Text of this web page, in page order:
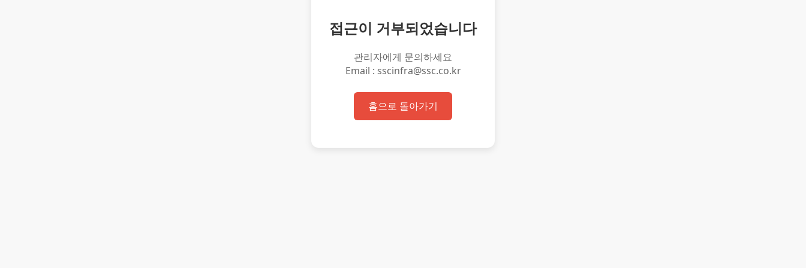
접근이 거부되었습니다
관리자에게 문의하세요
Email : sscinfra@ssc.co.kr
홈으로 돌아가기